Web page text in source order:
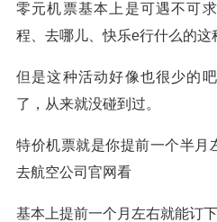
零元机票基本上是可遇不可
程、去哪儿、快乐e行什么的这
但是这种活动好像也很少的
了，从来就没碰到过。
特价机票就是你提前一个半月
去航空公司官网看
基本上提前一个月左右就能订